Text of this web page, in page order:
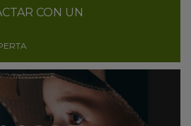
CON UN